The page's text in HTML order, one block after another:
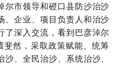
尔市领导和磴口县防沙治沙
、企业、项目负责人和治沙
了深入交流， 看到巴彦淖尔
斐然 ，采取政策赋能、统筹
、全民治沙、系统治沙、